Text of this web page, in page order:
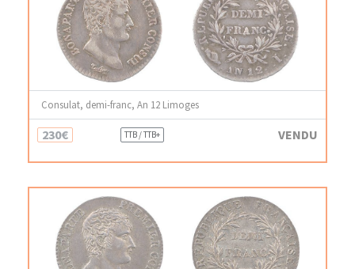
Consulat, demi-franc, An 12 Limoges
230€ TTB / TTB+ VENDU